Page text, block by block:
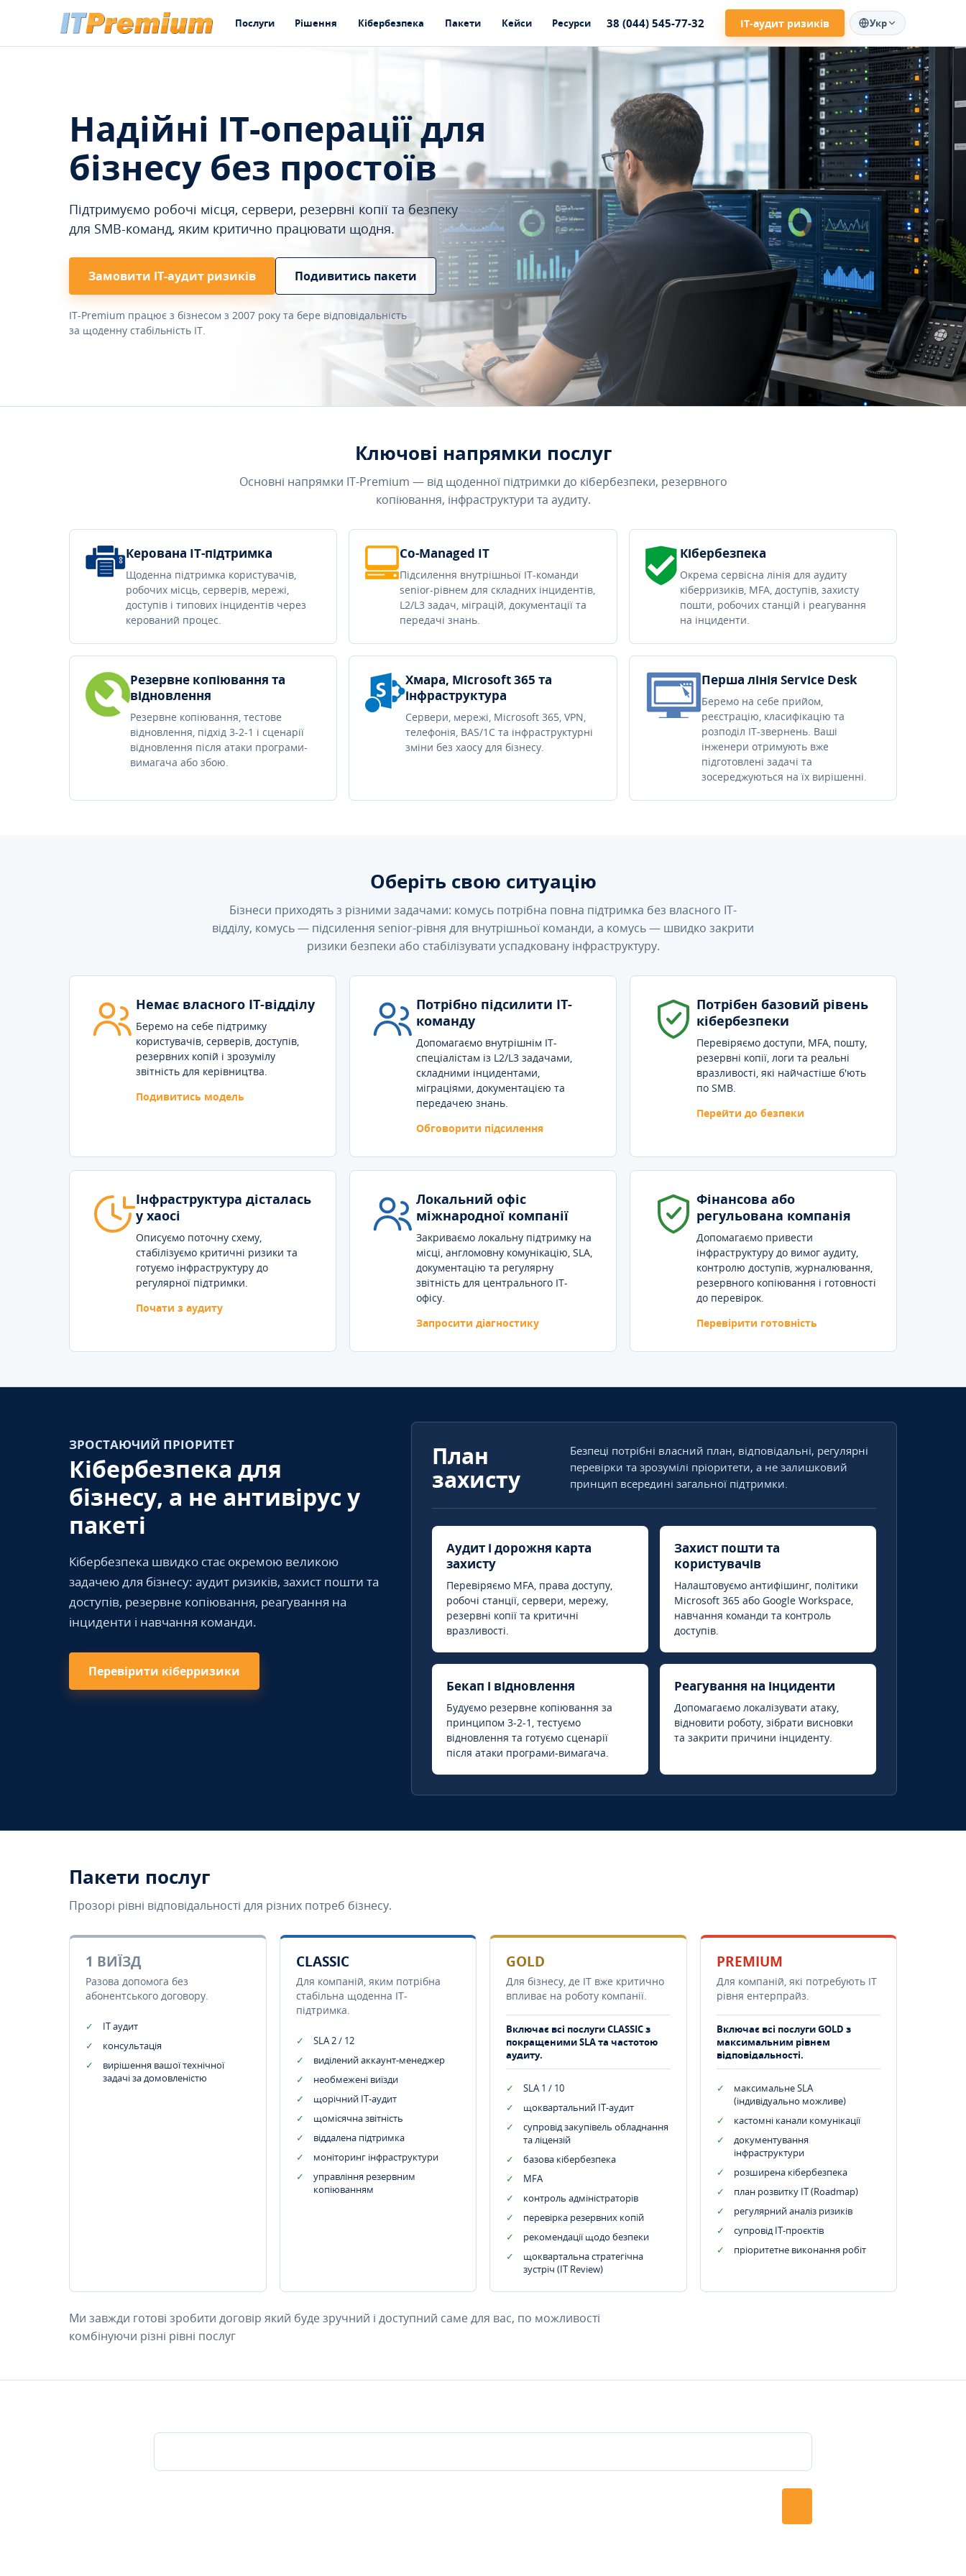
Послуги Рішення Кібербезпека Пакети Кейси Ресурси 38 (044) 545-77-32 ІТ-аудит ризиків Укр
Надійні IT-операції для
бізнесу без простоїв
Підтримуємо робочі місця, сервери, резервні копії та безпеку
для SMB-команд, яким критично працювати щодня.
Замовити ІТ-аудит ризиків Подивитись пакети
IT-Premium працює з бізнесом з 2007 року та бере відповідальність
за щоденну стабільність IT.
Ключові напрямки послуг
Основні напрямки IT-Premium — від щоденної підтримки до кібербезпеки, резервного
копіювання, інфраструктури та аудиту.
Керована IT-підтримка
Щоденна підтримка користувачів,
робочих місць, серверів, мережі,
доступів і типових інцидентів через
керований процес.
Co-Managed IT
Підсилення внутрішньої IT-команди
senior-рівнем для складних інцидентів,
L2/L3 задач, міграцій, документації та
передачі знань.
Кібербезпека
Окрема сервісна лінія для аудиту
кіберризиків, MFA, доступів, захисту
пошти, робочих станцій і реагування
на інциденти.
Резервне копіювання та
відновлення
Резервне копіювання, тестове
відновлення, підхід 3-2-1 і сценарії
відновлення після атаки програми-
вимагача або збою.
Хмара, Microsoft 365 та
інфраструктура
Сервери, мережі, Microsoft 365, VPN,
телефонія, BAS/1C та інфраструктурні
зміни без хаосу для бізнесу.
Перша лінія Service Desk
Беремо на себе прийом,
реєстрацію, класифікацію та
розподіл IT-звернень. Ваші
інженери отримують вже
підготовлені задачі та
зосереджуються на їх вирішенні.
Оберіть свою ситуацію
Бізнеси приходять з різними задачами: комусь потрібна повна підтримка без власного IT-
відділу, комусь — підсилення senior-рівня для внутрішньої команди, а комусь — швидко закрити
ризики безпеки або стабілізувати успадковану інфраструктуру.
Немає власного IT-відділу
Беремо на себе підтримку
користувачів, серверів, доступів,
резервних копій і зрозумілу
звітність для керівництва.
Подивитись модель
Потрібно підсилити IT-
команду
Допомагаємо внутрішнім IT-
спеціалістам із L2/L3 задачами,
складними інцидентами,
міграціями, документацією та
передачею знань.
Обговорити підсилення
Потрібен базовий рівень
кібербезпеки
Перевіряємо доступи, MFA, пошту,
резервні копії, логи та реальні
вразливості, які найчастіше б'ють
по SMB.
Перейти до безпеки
Інфраструктура дісталась
у хаосі
Описуємо поточну схему,
стабілізуємо критичні ризики та
готуємо інфраструктуру до
регулярної підтримки.
Почати з аудиту
Локальний офіс
міжнародної компанії
Закриваємо локальну підтримку на
місці, англомовну комунікацію, SLA,
документацію та регулярну
звітність для центрального IT-
офісу.
Запросити діагностику
Фінансова або
регульована компанія
Допомагаємо привести
інфраструктуру до вимог аудиту,
контролю доступів, журналювання,
резервного копіювання і готовності
до перевірок.
Перевірити готовність
ЗРОСТАЮЧИЙ ПРІОРИТЕТ
Кібербезпека для
бізнесу, а не антивірус у
пакеті
Кібербезпека швидко стає окремою великою
задачею для бізнесу: аудит ризиків, захист пошти та
доступів, резервне копіювання, реагування на
інциденти і навчання команди.
Перевірити кіберризики
План
захисту
Безпеці потрібні власний план, відповідальні, регулярні
перевірки та зрозумілі пріоритети, а не залишковий
принцип всередині загальної підтримки.
Аудит і дорожня карта
захисту
Перевіряємо MFA, права доступу,
робочі станції, сервери, мережу,
резервні копії та критичні
вразливості.
Захист пошти та
користувачів
Налаштовуємо антифішинг, політики
Microsoft 365 або Google Workspace,
навчання команди та контроль
доступів.
Бекап і відновлення
Будуємо резервне копіювання за
принципом 3-2-1, тестуємо
відновлення та готуємо сценарії
після атаки програми-вимагача.
Реагування на інциденти
Допомагаємо локалізувати атаку,
відновити роботу, зібрати висновки
та закрити причини інциденту.
Пакети послуг
Прозорі рівні відповідальності для різних потреб бізнесу.
1 ВИЇЗД
Разова допомога без
абонентського договору.
IT аудит
консультація
вирішення вашої технічної
задачі за домовленістю
CLASSIC
Для компаній, яким потрібна
стабільна щоденна IT-
підтримка.
SLA 2 / 12
виділений аккаунт-менеджер
необмежені виїзди
щорічний IT-аудит
щомісячна звітність
віддалена підтримка
моніторинг інфраструктури
управління резервним
копіюванням
GOLD
Для бізнесу, де IT вже критично
впливає на роботу компанії.
Включає всі послуги CLASSIC з
покращеними SLA та частотою
аудиту.
SLA 1 / 10
щоквартальний IT-аудит
супровід закупівель обладнання
та ліцензій
базова кібербезпека
MFA
контроль адміністраторів
перевірка резервних копій
рекомендації щодо безпеки
щоквартальна стратегічна
зустріч (IT Review)
PREMIUM
Для компаній, які потребують ІТ
рівня ентерпрайз.
Включає всі послуги GOLD з
максимальним рівнем
відповідальності.
максимальне SLA
(індивідуально можливе)
кастомні канали комунікації
документування
інфраструктури
розширена кібербезпека
план розвитку IT (Roadmap)
регулярний аналіз ризиків
супровід ІТ-проєктів
пріоритетне виконання робіт
Ми завжди готові зробити договір який буде зручний і доступний саме для вас, по можливості
комбінуючи різні рівні послуг